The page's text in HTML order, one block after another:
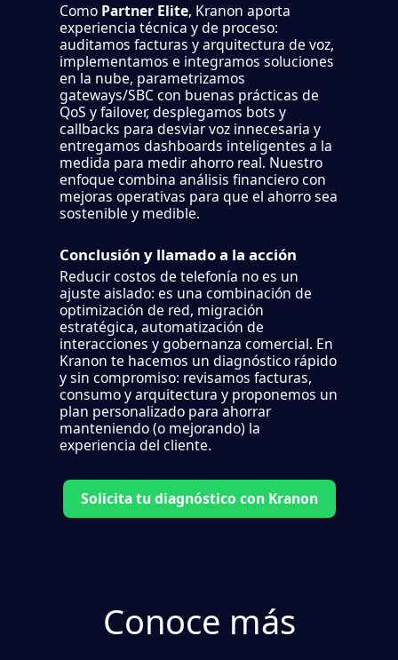
Como Partner Elite, Kranon aporta
experiencia técnica y de proceso:
auditamos facturas y arquitectura de voz,
implementamos e integramos soluciones
en la nube, parametrizamos
gateways/SBC con buenas prácticas de
QoS y failover, desplegamos bots y
callbacks para desviar voz innecesaria y
entregamos dashboards inteligentes a la
medida para medir ahorro real. Nuestro
enfoque combina análisis financiero con
mejoras operativas para que el ahorro sea
sostenible y medible.
Conclusión y llamado a la acción
Reducir costos de telefonía no es un
ajuste aislado: es una combinación de
optimización de red, migración
estratégica, automatización de
interacciones y gobernanza comercial. En
Kranon te hacemos un diagnóstico rápido
y sin compromiso: revisamos facturas,
consumo y arquitectura y proponemos un
plan personalizado para ahorrar
manteniendo (o mejorando) la
experiencia del cliente.
Solicita tu diagnóstico con Kranon
Conoce más